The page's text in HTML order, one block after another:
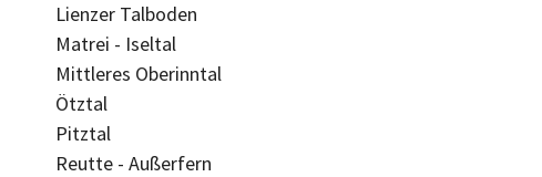
Lienzer Talboden
Matrei - Iseltal
Mittleres Oberinntal
Ötztal
Pitztal
Reutte - Außerfern